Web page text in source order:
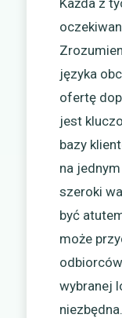
języka
ofertę
jest
bazy
na
szeroki
być
może
wybranej